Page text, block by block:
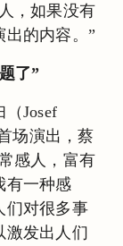
，如果没有
的内容。”
了”
Josef
场演出，蔡
感人，富有
有一种感
们对很多事
激发出人们